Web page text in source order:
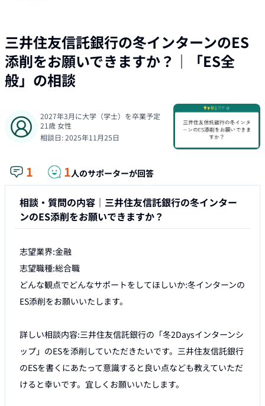
三井住友信託銀行の冬インターンのES
添削をお願いできますか？ ｜「ES全
般」の相談
2027年3月に大学（学士）を卒業予定
21歳女性
相談日:2025年11月25日
1 1人のサポーターが回答
相談・質問の内容｜ 三井住友信託銀行の冬インター
ンのES添削をお願いできますか？
志望業界:金融
志望職種:総合職
どんな観点でどんなサポートをしてほしいか:冬インターンの
ES添削をお願いいたします。
詳しい相談内容:三井住友信託銀行の「冬2Daysインターンシ
ップ」のESを添削していただきたいです。三井住友信託銀行
のESを書くにあたって意識すると良い点なども教えていただ
けると幸いです。宜しくお願いいたします。